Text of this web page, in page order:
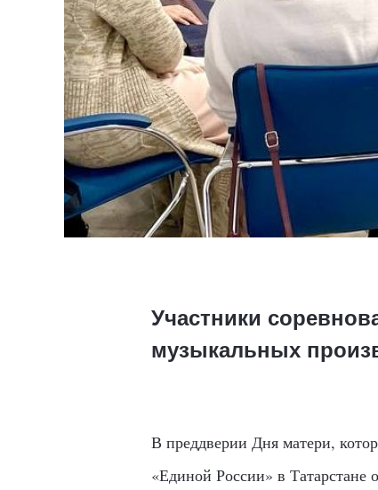
Участники
музыкальных
В преддверии Дня матери,
«Единой России» в Татарстане